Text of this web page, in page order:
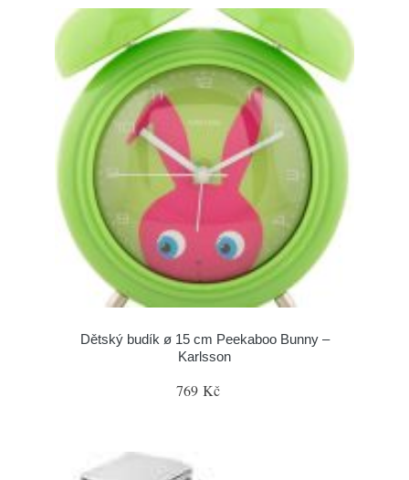
Dětský budík ø 15 cm Peekaboo Bunny –
Karlsson
769 Kč